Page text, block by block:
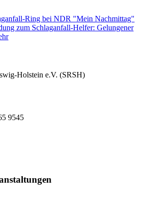
Ring bei NDR "Mein Nachmittag"
zum Schlaganfall-Helfer: Gelungener
Holstein e.V. (SRSH)
9545